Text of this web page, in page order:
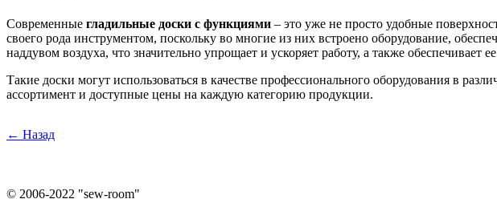
Современные гладильные доски с функциями – это уже не просто удобные
своего рода инструментом, поскольку во многие из них встроено оборудование,
наддувом воздуха, что значительно упрощает и ускоряет работу, а также обеспечивает
Такие доски могут использоваться в качестве профессионального оборудования в
ассортимент и доступные цены на каждую категорию продукции.
← Назад
© 2006-2022 "sew-room"